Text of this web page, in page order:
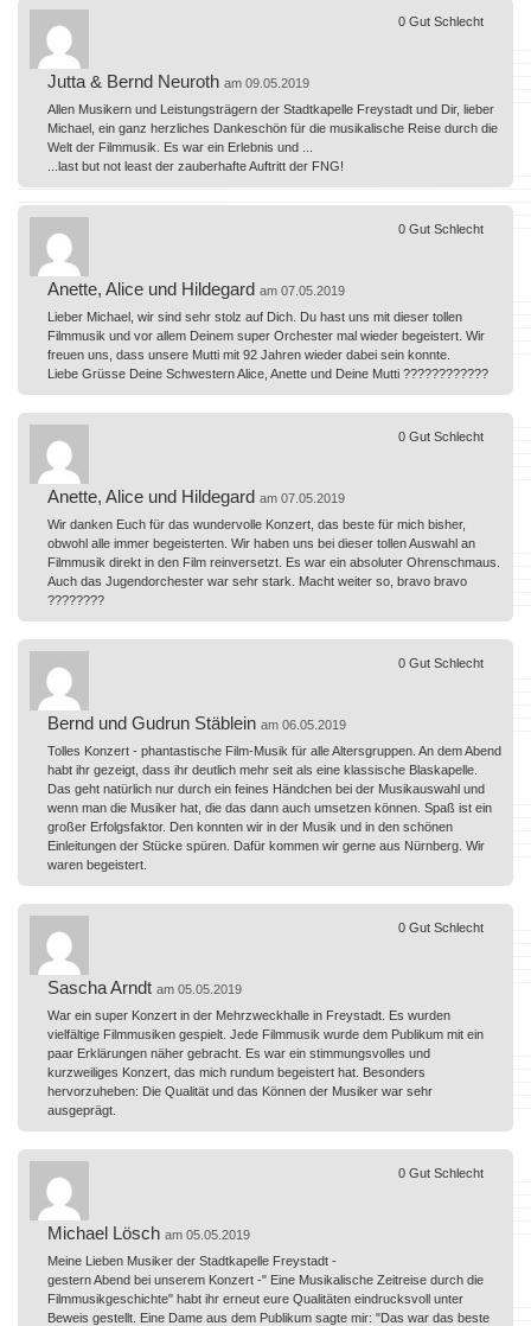
Jutta & Bernd Neuroth am 09.05.2019
Allen Musikern und Leistungsträgern der Stadtkapelle Freystadt und Dir, lieber
Michael, ein ganz herzliches Dankeschön für die musikalische Reise durch die
Welt der Filmmusik. Es war ein Erlebnis und ...
...last but not least der zauberhafte Auftritt der FNG!
0 Gut Schlecht
Anette, Alice und Hildegard am 07.05.2019
Lieber Michael, wir sind sehr stolz auf Dich. Du hast uns mit dieser tollen
Filmmusik und vor allem Deinem super Orchester mal wieder begeistert. Wir
freuen uns, dass unsere Mutti mit 92 Jahren wieder dabei sein konnte.
Liebe Grüsse Deine Schwestern Alice, Anette und Deine Mutti ????????????
0 Gut Schlecht
Anette, Alice und Hildegard am 07.05.2019
Wir danken Euch für das wundervolle Konzert, das beste für mich bisher,
obwohl alle immer begeisterten. Wir haben uns bei dieser tollen Auswahl an
Filmmusik direkt in den Film reinversetzt. Es war ein absoluter Ohrenschmaus.
Auch das Jugendorchester war sehr stark. Macht weiter so, bravo bravo
????????
0 Gut Schlecht
Bernd und Gudrun Stäblein am 06.05.2019
Tolles Konzert - phantastische Film-Musik für alle Altersgruppen. An dem Abend
habt ihr gezeigt, dass ihr deutlich mehr seit als eine klassische Blaskapelle.
Das geht natürlich nur durch ein feines Händchen bei der Musikauswahl und
wenn man die Musiker hat, die das dann auch umsetzen können. Spaß ist ein
großer Erfolgsfaktor. Den konnten wir in der Musik und in den schönen
Einleitungen der Stücke spüren. Dafür kommen wir gerne aus Nürnberg. Wir
waren begeistert.
0 Gut Schlecht
Sascha Arndt am 05.05.2019
War ein super Konzert in der Mehrzweckhalle in Freystadt. Es wurden
vielfältige Filmmusiken gespielt. Jede Filmmusik wurde dem Publikum mit ein
paar Erklärungen näher gebracht. Es war ein stimmungsvolles und
kurzweiliges Konzert, das mich rundum begeistert hat. Besonders
hervorzuheben: Die Qualität und das Können der Musiker war sehr
ausgeprägt.
0 Gut Schlecht
Michael Lösch am 05.05.2019
Meine Lieben Musiker der Stadtkapelle Freystadt -
gestern Abend bei unserem Konzert -" Eine Musikalische Zeitreise durch die
Filmmusikgeschichte" habt ihr erneut eure Qualitäten eindrucksvoll unter
Beweis gestellt. Eine Dame aus dem Publikum sagte mir: "Das war das beste
0 Gut Schlecht